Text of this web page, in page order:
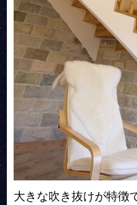
大きな吹き抜けが特徴